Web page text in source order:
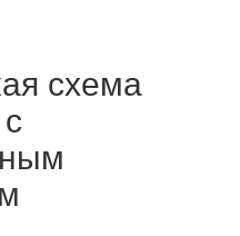
схема